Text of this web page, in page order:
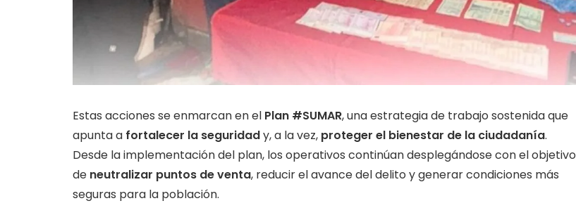
Estas acciones se enmarcan en el Plan #SUMAR, una estrategia de trabajo sostenida que
apunta a fortalecer la seguridady, a la vez, proteger el bienestar de la ciudadanía.
Desde la implementación del plan, los operativos continúan desplegándose con el objetivo
de neutralizar puntos de venta, reducir el avance del delito y generar condiciones más
seguras para la población.